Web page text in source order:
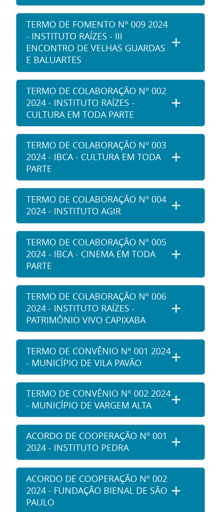
TERMO DE FOMENTO Nº 009 2024
- INSTITUTO RAÍZES - III
ENCONTRO DE VELHAS GUARDAS
E BALUARTES
TERMO DE COLABORAÇÃO Nº 002
2024 - INSTITUTO RAÍZES -
CULTURA EM TODA PARTE
TERMO DE COLABORAÇÃO Nº 003
2024 - IBCA - CULTURA EM TODA
PARTE
TERMO DE COLABORAÇÃO Nº 004
2024 - INSTITUTO AGIR
TERMO DE COLABORAÇÃO Nº 005
2024 - IBCA - CINEMA EM TODA
PARTE
TERMO DE COLABORAÇÃO Nº 006
2024 - INSTITUTO RAÍZES -
PATRIMÔNIO VIVO CAPIXABA
TERMO DE CONVÊNIO Nº 001 2024
- MUNICÍPIO DE VILA PAVÃO
TERMO DE CONVÊNIO Nº 002 2024
- MUNICÍPIO DE VARGEM ALTA
ACORDO DE COOPERAÇÃO Nº 001
2024 - INSTITUTO PEDRA
ACORDO DE COOPERAÇÃO Nº 002
2024 - FUNDAÇÃO BIENAL DE SÃO
PAULO